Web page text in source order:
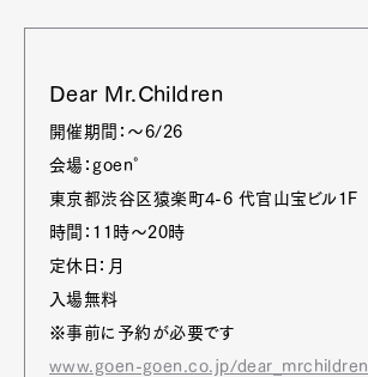
Dear Mr.Children
開催期間：〜6/26
会場：goen°
東京都渋谷区猿楽町4-6 代官山宝ビル1F
時間：11時〜20時
定休日：月
入場無料
※事前に予約が必要です
www.goen-goen.co.jp/dear_mrchildren